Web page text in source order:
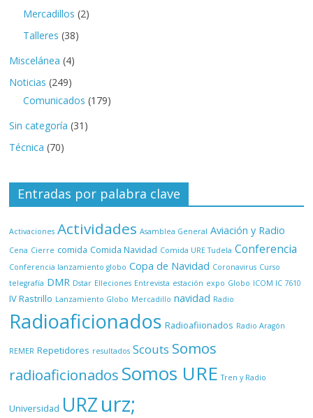
Mercadillos (2)
Talleres (38)
Miscelánea (4)
Noticias (249)
Comunicados (179)
Sin categoría (31)
Técnica (70)
Entradas por palabra clave
Activaciones Actividades Asamblea General Aviación y Radio
Cena Cierre comida Comida Navidad Comida URE Tudela Conferencia
Conferencia lanzamiento globo Copa de Navidad Coronavirus Curso
telegrafía DMR Dstar Elleciones Entrevista estación expo Globo ICOM IC 7610
IV Rastrillo Lanzamiento Globo Mercadillo navidad Radio
Radioaficionados Radioafiionados Radio Aragón
REMER Repetidores resultados Scouts Somos
radioaficionados Somos URE Tren y Radio
Universidad URZurz;